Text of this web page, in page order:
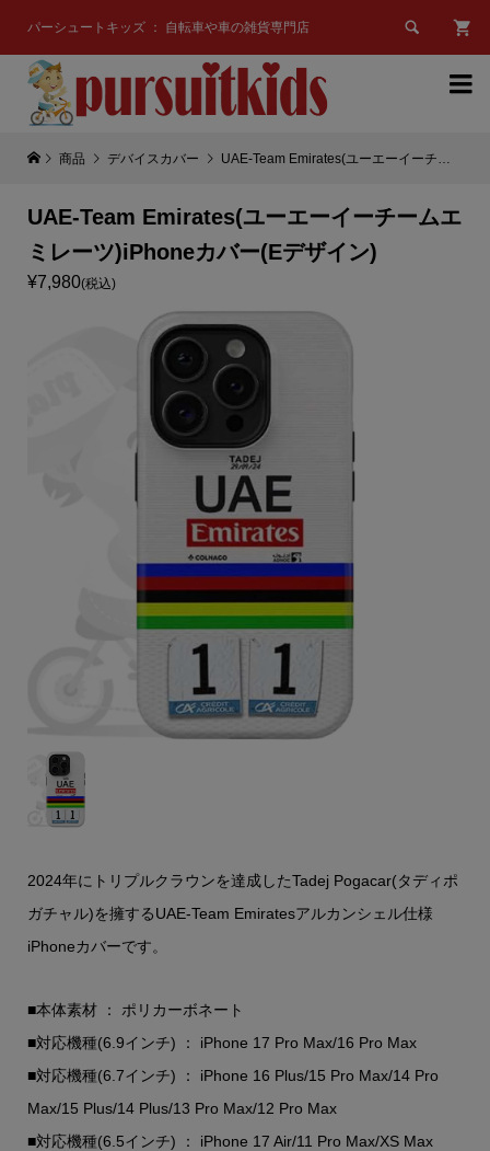
パーシュートキッズ ： 自転車や車の雑貨専門店 

商品 デバイスカバー UAE-Team Emirates(ユーエーイーチームエミレーツ)iPhoneカバー(Eデザイン)
UAE-Team Emirates(ユーエーイーチームエ
ミレーツ)iPhoneカバー(Eデザイン)
¥7,980(税込)
2024年にトリプルクラウンを達成したTadej Pogacar(タディポ
ガチャル)を擁するUAE-Team Emiratesアルカンシェル仕様
iPhoneカバーです。
■本体素材 ： ポリカーボネート
■対応機種(6.9インチ) ： iPhone 17 Pro Max/16 Pro Max
■対応機種(6.7インチ) ： iPhone 16 Plus/15 Pro Max/14 Pro
Max/15 Plus/14 Plus/13 Pro Max/12 Pro Max
■対応機種(6.5インチ) ： iPhone 17 Air/11 Pro Max/XS Max